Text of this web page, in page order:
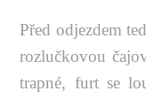
Před odjezdem
rozlučkovou
trapné, furt se